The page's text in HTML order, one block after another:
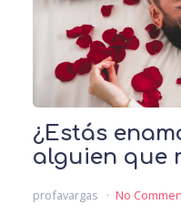
¿Estás
alguien que
profavargas No